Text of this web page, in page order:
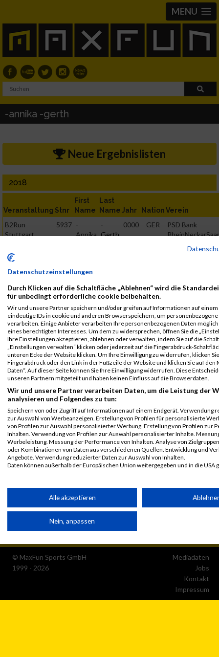
MENU
-annika -gerth
Neue Ergebnislisten
2018
Veranstaltung Stnr
First
Name
Last
NameJahr NationVerein
B2Run
Stuttgart
5937 -
Annika
-
Gerth
0000 GER
PSD Bank
RheinNeckarSaar
B2Run
Stuttgart
weiblich
Annika
B2Run
Stuttgart
Teamwertung
mixed
5937
Annika Gerth
0000 GER
PSD Bank
RheinNeckarSaar
eG
Legende:
GPos = Geschlechter Position, KPos = Kategorie Position, TPos =
Team Position, DNS = Did not start, DNF = Did not finish, DQ =
Disqualifiziert
© MaxFun Sports GmbH
1999 - 2026
Mediadaten
Jobs
Kontakt
Impressum
Datenschutzeinstellungen
Durch Klicken auf die Schaltfläche „Ablehnen“ wird die
für unbedingt erforderliche cookie beibehalten.
Wir und unsere Partner speichern und/oder greifen auf Informationen auf einem
eindeutige IDs in cookie und anderen Browserspeichern, um personenbezogene
verarbeiten. Einige Anbieter verarbeiten Ihre personenbezogenen Daten
eines berechtigten Interesses. Um dem zu widersprechen, öffnen Sie die
Ihre Einstellungen akzeptieren, ablehnen oder verwalten, indem Sie auf die
„Einstellungen verwalten“ klicken oder jederzeit auf die Fingerabdruck-
unteren Ecke der Website klicken. Um Ihre Einwilligung zu widerrufen, klicken
Fingerabdruck oder den Link in der Fußzeile der Website und klicken Sie auf den
Daten“. Auf dieser Seite können Sie Ihre Einwilligung widerrufen. Diese
unseren Partnern mitgeteilt und haben keinen Einfluss auf die Browserdaten.
Wir und unsere Partner verarbeiten Daten, um die Leistung der
analysieren und Folgendes zu tun:
Speichern von oder Zugriff auf Informationen auf einem Endgerät. Verwendung
zur Auswahl von Werbeanzeigen. Erstellung von Profilen für personalisierte
von Profilen zur Auswahl personalisierter Werbung. Erstellung von Profilen zur
Inhalten. Verwendung von Profilen zur Auswahl personalisierter Inhalte.
Werbeleistung. Messung der Performance von Inhalten. Analyse von
oder Kombinationen von Daten aus verschiedenen Quellen. Entwicklung und
Angebote. Verwendung reduzierter Daten zur Auswahl von Inhalten.
Daten können außerhalb der Europäischen Union weitergegeben und in die USA
Partnerliste anzeigen (1 IAB-Anbieter)
Wir nutzen Ihre Daten für folgende Zwecke:
IAB-Verarbeitungszwecke:
Endgerät
Verwendung reduzierter Daten zur Auswahl von
Alle akzeptieren
Nein, anpassen